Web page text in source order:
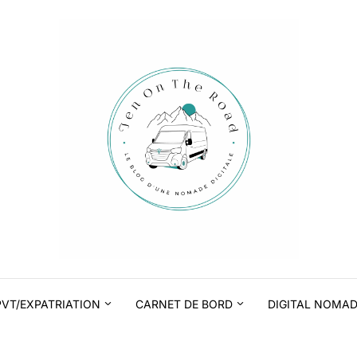
EXPATRIATION CARNET DE BORD DIGITAL NOMAD